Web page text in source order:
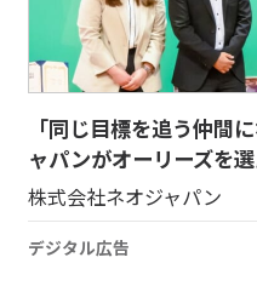
「同じ目標を追う仲間
ャパンがオーリーズを
株式会社ネオジャパン
デジタル広告